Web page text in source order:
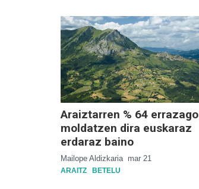
Araiztarren % 64 errazago
moldatzen dira euskaraz
erdaraz baino
Mailope Aldizkaria mar 21
ARAITZ BETELU